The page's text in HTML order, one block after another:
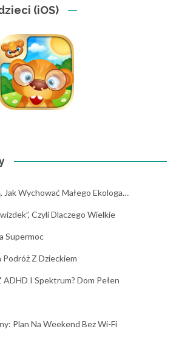
(iOS)
Jak Wychować Małego Ekologa…
Czyli Dlaczego Wielkie
Supermoc
Z Dzieckiem
ADHD I Spektrum? Dom Pełen
Plan Na Weekend Bez Wi-Fi